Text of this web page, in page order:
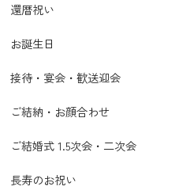
還暦祝い
お誕生日
接待・宴会・歓送迎会
ご結納・お顔合わせ
ご結婚式 1.5次会・二次会
長寿のお祝い